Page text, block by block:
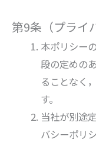
第9条（プライ
本ポリシー
段の定めの
ることなく
す。
当社が別途
バシーポリ